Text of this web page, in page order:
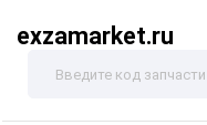
exzamarket.ru